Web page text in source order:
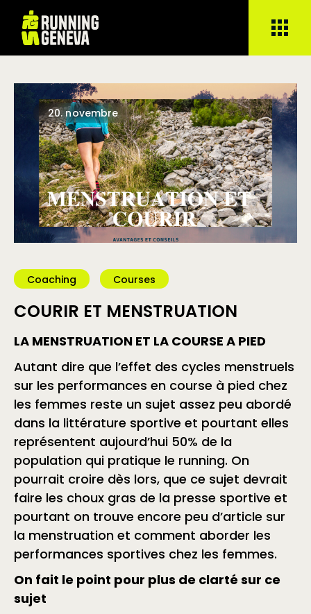
20. novembre
Coaching Courses
COURIR ET MENSTRUATION
LA MENSTRUATION ET LA COURSE A PIED
Autant dire que l’effet des cycles menstruels
sur les performances en course à pied chez
les femmes reste un sujet assez peu abordé
dans la littérature sportive et pourtant elles
représentent aujourd’hui 50% de la
population qui pratique le running. On
pourrait croire dès lors, que ce sujet devrait
faire les choux gras de la presse sportive et
pourtant on trouve encore peu d’article sur
la menstruation et comment aborder les
performances sportives chez les femmes.
On fait le point pour plus de clarté sur ce
sujet